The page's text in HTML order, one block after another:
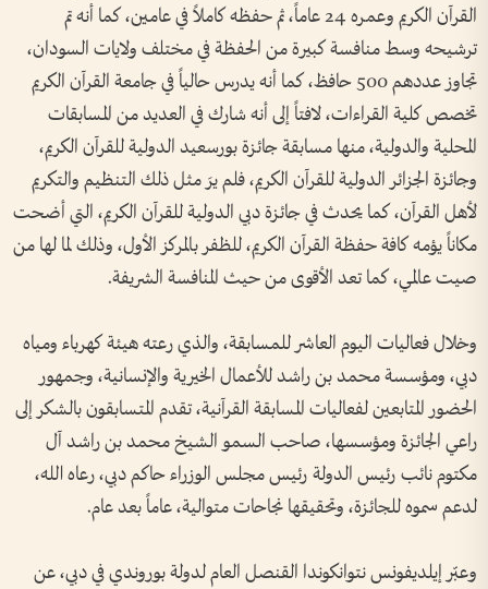
القرآن الكريم وعمره 24 عاماً، ثم حفظه كاملاً في عامين، كما أنه تم
ترشيحه وسط منافسة كبيرة من الحفظة في مختلف ولايات السودان،
تجاوز عددهم 500 حافظ، كما أنه يدرس حالياً في جامعة القرآن الكريم
تخصص كلية القراءات، لافتاً إلى أنه شارك في العديد من المسابقات
المحلية والدولية، منها مسابقة جائزة بورسعيد الدولية للقرآن الكريم،
وجائزة الجزائر الدولية للقرآن الكريم، فلم يرَ مثل ذلك التنظيم والتكريم
لأهل القرآن، كما يحدث في جائزة دبي الدولية للقرآن الكريم، التي أضحت
مكاناً يؤمه كافة حفظة القرآن الكريم، للظفر بالمركز الأول، وذلك لما لها من
صيت عالمي، كما تعد الأقوى من حيث المنافسة الشريفة.
وخلال فعاليات اليوم العاشر للمسابقة، والذي رعته هيئة كهرباء ومياه
دبي، ومؤسسة محمد بن راشد للأعمال الخيرية والإنسانية، وجمهور
الحضور المتابعين لفعاليات المسابقة القرآنية، تقدم المتسابقون بالشكر إلى
راعي الجائزة ومؤسسها، صاحب السمو الشيخ محمد بن راشد آل
مكتوم نائب رئيس الدولة رئيس مجلس الوزراء حاكم دبي، رعاه الله،
لدعم سموه للجائزة، وتحقيقها نجاحات متوالية، عاماً بعد عام.
وعبّر إيلديفونس نتوانكوندا القنصل العام لدولة بوروندي في دبي، عن